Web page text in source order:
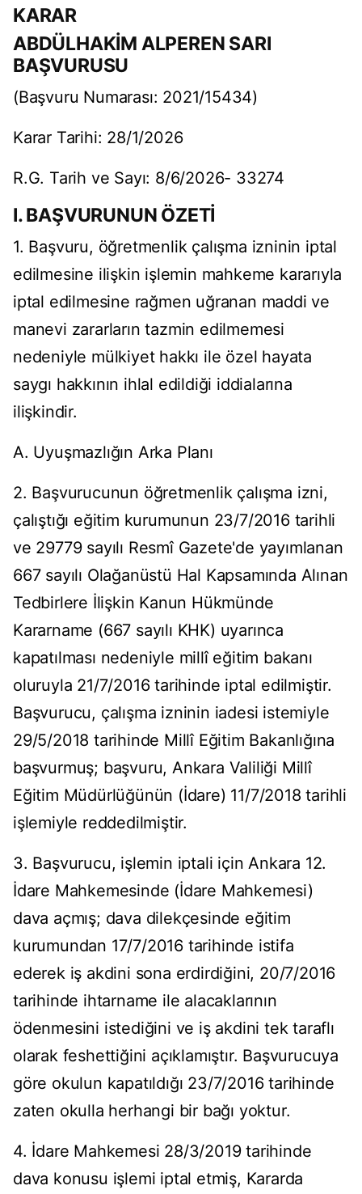
KARAR
ABDÜLHAKİM ALPEREN SARI
BAŞVURUSU
(Başvuru Numarası: 2021/15434)
Karar Tarihi: 28/1/2026
R.G. Tarih ve Sayı: 8/6/2026- 33274
I. BAŞVURUNUN ÖZETİ
1. Başvuru, öğretmenlik çalışma izninin iptal
edilmesine ilişkin işlemin mahkeme kararıyla
iptal edilmesine rağmen uğranan maddi ve
manevi zararların tazmin edilmemesi
nedeniyle mülkiyet hakkı ile özel hayata
saygı hakkının ihlal edildiği iddialarına
ilişkindir.
A. Uyuşmazlığın Arka Planı
2. Başvurucunun öğretmenlik çalışma izni,
çalıştığı eğitim kurumunun 23/7/2016 tarihli
ve 29779 sayılı Resmî Gazete'de yayımlanan
667 sayılı Olağanüstü Hal Kapsamında Alınan
Tedbirlere İlişkin Kanun Hükmünde
Kararname (667 sayılı KHK) uyarınca
kapatılması nedeniyle millî eğitim bakanı
oluruyla 21/7/2016 tarihinde iptal edilmiştir.
Başvurucu, çalışma izninin iadesi istemiyle
29/5/2018 tarihinde Millî Eğitim Bakanlığına
başvurmuş; başvuru, Ankara Valiliği Millî
Eğitim Müdürlüğünün (İdare) 11/7/2018 tarihli
işlemiyle reddedilmiştir.
3. Başvurucu, işlemin iptali için Ankara 12.
İdare Mahkemesinde (İdare Mahkemesi)
dava açmış; dava dilekçesinde eğitim
kurumundan 17/7/2016 tarihinde istifa
ederek iş akdini sona erdirdiğini, 20/7/2016
tarihinde ihtarname ile alacaklarının
ödenmesini istediğini ve iş akdini tek taraflı
olarak feshettiğini açıklamıştır. Başvurucuya
göre okulun kapatıldığı 23/7/2016 tarihinde
zaten okulla herhangi bir bağı yoktur.
4. İdare Mahkemesi 28/3/2019 tarihinde
dava konusu işlemi iptal etmiş, Kararda